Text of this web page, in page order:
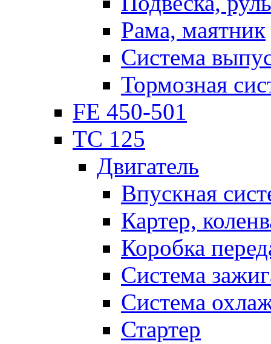
Рама, маятник
Система
Тормозная
FE 450-501
TC 125
Двигатель
Впускная
Картер,
Коробка
Система
Система
Стартер